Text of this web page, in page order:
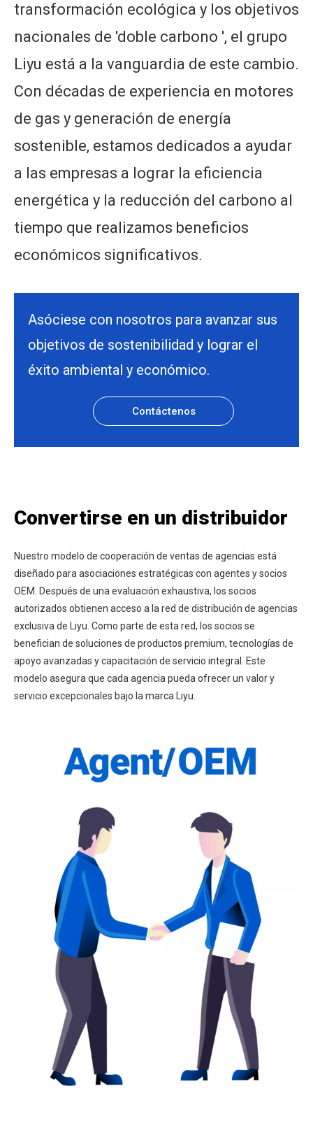
transformación ecológica y los objetivos
nacionales de 'doble carbono ', el grupo
Liyu está a la vanguardia de este cambio.
Con décadas de experiencia en motores
de gas y generación de energía
sostenible, estamos dedicados a ayudar
a las empresas a lograr la eficiencia
energética y la reducción del carbono al
tiempo que realizamos beneficios
económicos significativos.
Asóciese con nosotros para avanzar sus
objetivos de sostenibilidad y lograr el
éxito ambiental y económico.
Contáctenos
Convertirse en un distribuidor
Nuestro modelo de cooperación de ventas de agencias está
diseñado para asociaciones estratégicas con agentes y socios
OEM. Después de una evaluación exhaustiva, los socios
autorizados obtienen acceso a la red de distribución de agencias
exclusiva de Liyu. Como parte de esta red, los socios se
benefician de soluciones de productos premium, tecnologías de
apoyo avanzadas y capacitación de servicio integral. Este
modelo asegura que cada agencia pueda ofrecer un valor y
servicio excepcionales bajo la marca Liyu.